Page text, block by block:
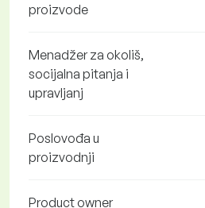
proizvode
Menadžer za okoliš,
socijalna pitanja i
upravljanj
Poslovođa u
proizvodnji
Product owner